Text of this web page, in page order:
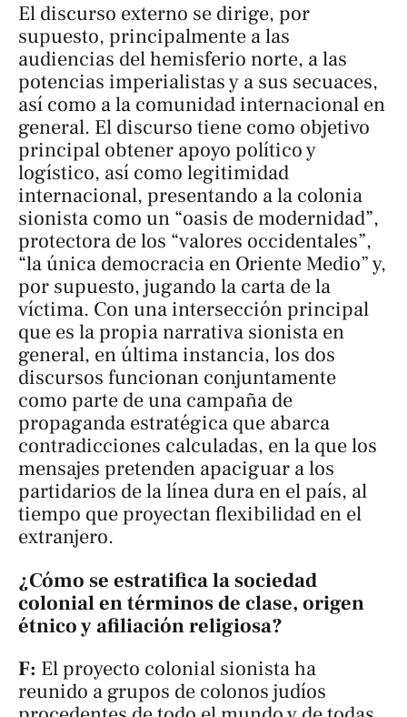
El discurso externo se dirige, por
supuesto, principalmente a las
audiencias del hemisferio norte, a las
potencias imperialistas y a sus secuaces,
así como a la comunidad internacional en
general. El discurso tiene como objetivo
principal obtener apoyo político y
logístico, así como legitimidad
internacional, presentando a la colonia
sionista como un “oasis de modernidad”,
protectora de los “valores occidentales”,
“la única democracia en Oriente Medio” y,
por supuesto, jugando la carta de la
víctima. Con una intersección principal
que es la propia narrativa sionista en
general, en última instancia, los dos
discursos funcionan conjuntamente
como parte de una campaña de
propaganda estratégica que abarca
contradicciones calculadas, en la que los
mensajes pretenden apaciguar a los
partidarios de la línea dura en el país, al
tiempo que proyectan flexibilidad en el
extranjero.
¿Cómo se estratifica la sociedad
colonial en términos de clase, origen
étnico y afiliación religiosa?
F: El proyecto colonial sionista ha
reunido a grupos de colonos judíos